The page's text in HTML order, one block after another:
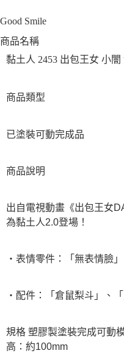
Good Smile
商品名稱
黏土人 2453 出包王女 小闇
商品類型
已塗裝可動完成品
商品說明
出自電視動畫《出包王女
為黏土人2.0登場！
・表情零件：「無表情臉
・配件：「倉鼠梨斗」、
規格 塑膠製塗裝完成可動
高：約100mm